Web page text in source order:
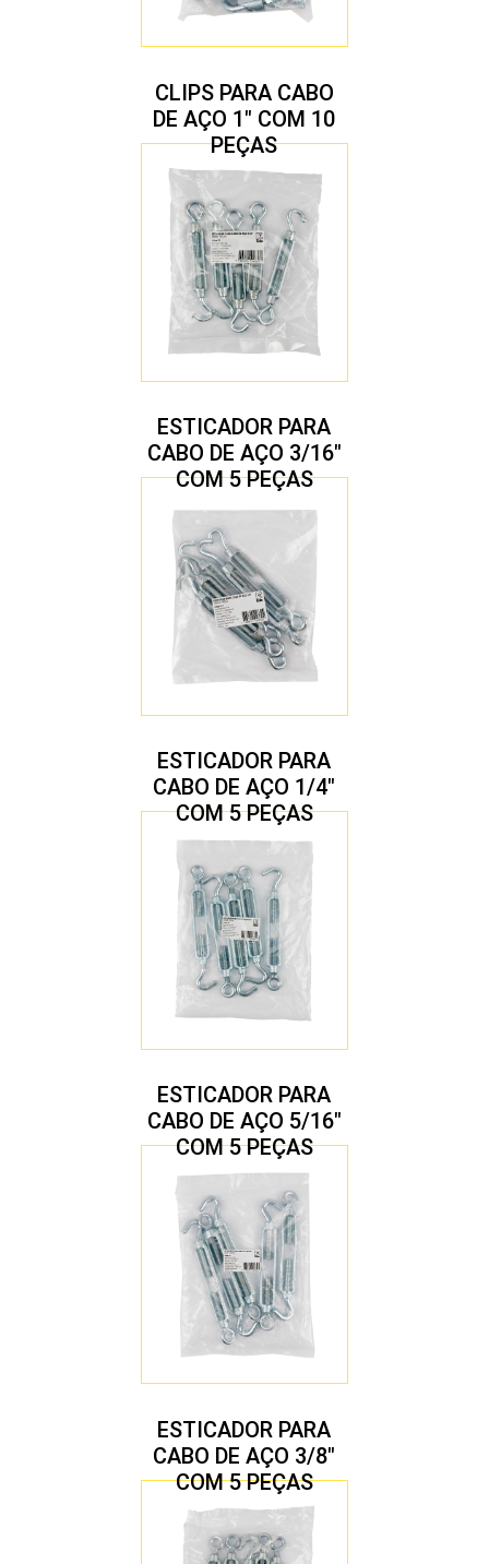
CLIPS PARA CABO
DE AÇO 1″ COM 10
PEÇAS
ESTICADOR PARA
CABO DE AÇO 3/16″
COM 5 PEÇAS
ESTICADOR PARA
CABO DE AÇO 1/4″
COM 5 PEÇAS
ESTICADOR PARA
CABO DE AÇO 5/16″
COM 5 PEÇAS
ESTICADOR PARA
CABO DE AÇO 3/8″
COM 5 PEÇAS